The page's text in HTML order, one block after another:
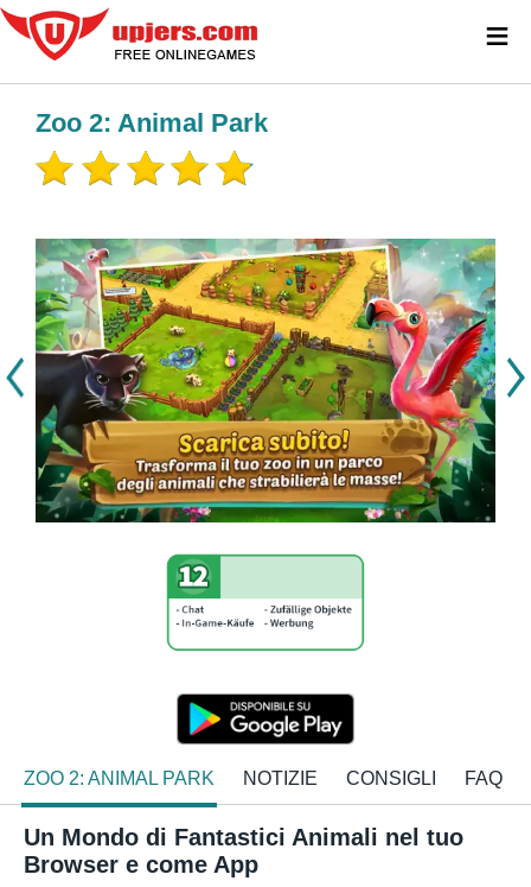
Zoo 2: Animal Park
ZOO 2: ANIMAL PARK NOTIZIE CONSIGLI FAQ
Un Mondo di Fantastici Animali nel tuo
Browser e come App
≡